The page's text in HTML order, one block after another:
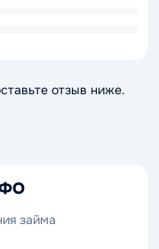
отзыв ниже.
займа